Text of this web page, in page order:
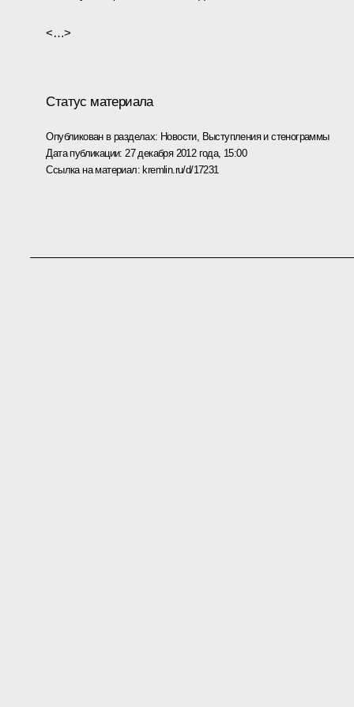
<…>
Статус материала
Опубликован в разделах: Новости, Выступления и стенограммы
Дата публикации: 27 декабря 2012 года, 15:00
Ссылка на материал: kremlin.ru/d/17231